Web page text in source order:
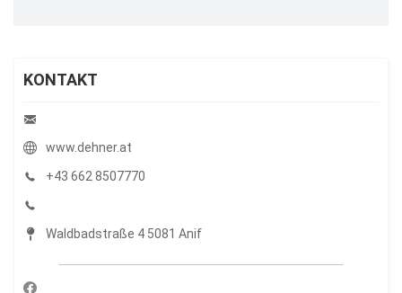
KONTAKT
www.dehner.at
+43 662 8507770
Waldbadstraße 4 5081 Anif